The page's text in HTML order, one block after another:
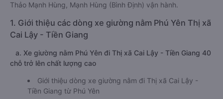
Thảo Mạnh Hùng, Mạnh Hùng (Bình Định) vận hành.
1. Giới thiệu các dòng xe giường nằm Phú Yên Thị xã
Cai Lậy - Tiền Giang
a. Xe giường nằm Phú Yên đi Thị xã Cai Lậy - Tiền Giang 40
chỗ trở lên chất lượng cao
Giới thiệu dòng xe giường nằm đi Thị xã Cai Lậy -
Tiền Giang từ Phú Yên